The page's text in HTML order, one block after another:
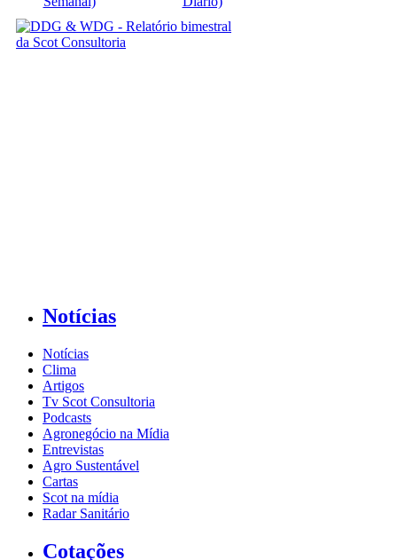
Notícias
Notícias
Clima
Artigos
Tv Scot Consultoria
Podcasts
Agronegócio na Mídia
Entrevistas
Agro Sustentável
Cartas
Scot na mídia
Radar Sanitário
Cotações